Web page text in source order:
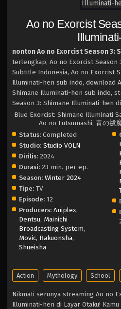
Ao no Exorcist
nonton Ao no Exorcist Season 3:
terlengkap, Ao no Exorcist Season
Subtitle Indonesia, Ao no Exorcist
Illuminati-hen sub indo, download
Shimane Illuminati-hen sub indo,
Season 3: Shimane Illuminati-hen
Blue Exorcist: Shimane Illuminati
Ao no Futsumashi, 青の祓
Status: Completed
Studio: Studio VOLN
Dirilis: 2024
Durasi: 23 min. per ep.
Season: Winter 2024
Tipe: TV
Episode: 12
Producers: Aniplex,
Dentsu, Mainichi
Broadcasting System,
Movic, Rakuonsha,
Shueisha
Action Mythology School
Nikmati serunya streaming Ao no
Illuminati-hen di Layar Otaku!